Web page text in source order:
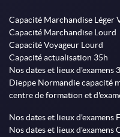
Capacité Marchandise Léger
Capacité Marchandise Lourd
Capacité Voyageur Lourd
Capacité actualisation 35h
Nos dates et lieux d'examens
Dieppe Normandie capacité
centre de formation et
Nos dates et lieux d'examens
Nos dates et lieux d'examens